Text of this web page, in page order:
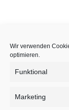
Wir verwenden
optimieren.
Funktional
Marketing